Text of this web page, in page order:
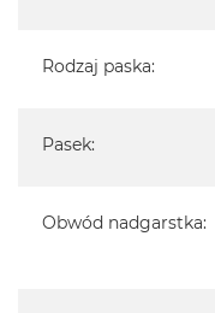
Rodzaj paska:
Pasek:
Obwód nadgarstka: